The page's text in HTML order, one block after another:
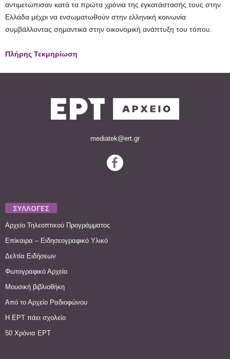
αντιμετώπισαν κατά τα πρώτα χρόνια της εγκατάστασής τους στην
Ελλάδα μέχρι να ενσωματωθούν στην ελληνική κοινωνία
συμβάλλοντας σημαντικά στην οικονομική ανάπτυξη του τόπου.
Πλήρης Τεκμηρίωση
mediatek@ert.gr
ΣΥΛΛΟΓΕΣ
Αρχείο Τηλεοπτικού Προγράμματος
Επίκαιρα – Ειδησεογραφικό Υλικό
Δελτία Ειδήσεων
Φωτογραφικό Αρχείο
Μουσική βιβλιοθήκη
Από το Αρχείο Ραδιοφώνου
Η ΕΡΤ πάει σχολείο
50 Χρόνια ΕΡΤ